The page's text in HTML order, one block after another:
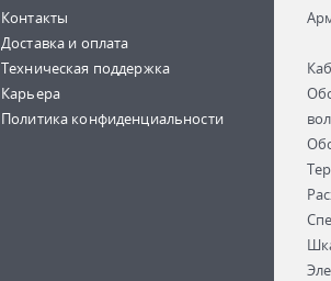
Контакты
Доставка и оплата
Техническая поддержка
Карьера
Политика конфиденциальности